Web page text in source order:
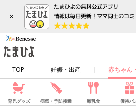
×
TOP 妊娠・出産 赤ちゃん
育児グッズ 病気・予防接種 離乳食 優待パ